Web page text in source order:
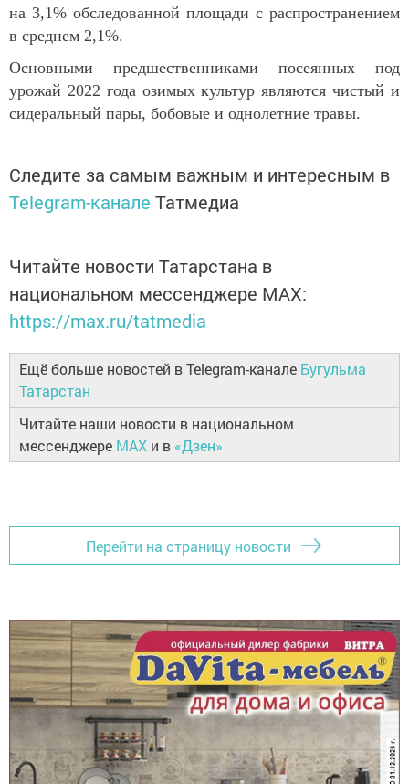
на 3,1% обследованной площади с распространением
в среднем 2,1%.
Основными предшественниками посеянных под
урожай 2022 года озимых культур являются чистый и
сидеральный пары, бобовые и однолетние травы.
Следите за самым важным и интересным в
Telegram-канале Татмедиа
Читайте новости Татарстана в
национальном мессенджере MАХ:
https://max.ru/tatmedia
Ещё больше новостей в Telegram-канале Бугульма
Татарстан
Читайте наши новости в национальном
мессенджере MAX и в «Дзен»
Перейти на страницу новости